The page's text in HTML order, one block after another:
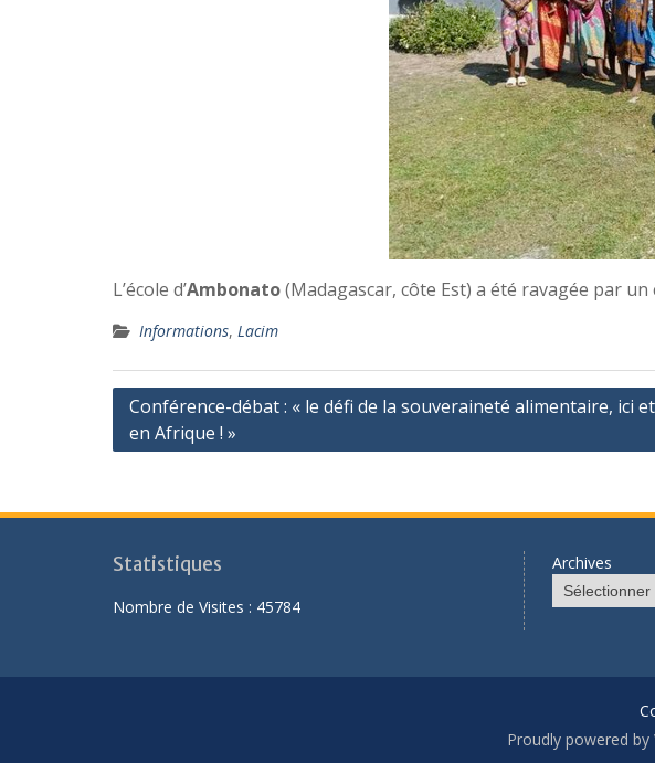
L’école d’Ambonato(Madagascar, côte Est) a été ravagée par
Informations, Lacim
Navigation
de
Conférence-débat : « le défi de la souveraineté alimentaire, ici
en Afrique ! »
Statistiques
Nombre de Visites : 45784
Archives
Proudly powered by